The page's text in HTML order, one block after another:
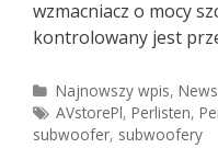
wzmacniacz o mocy
kontrolowany jest
Kategorie
Najnowszy wpis,
Tagi
AVstorePl,Perlisten,
subwoofer, subwoofery